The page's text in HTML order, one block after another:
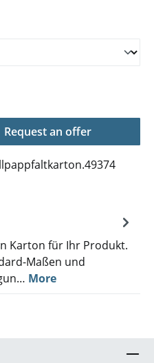
the desired
Request an offer
Karton für Ihr Produkt.
Maßen und
More